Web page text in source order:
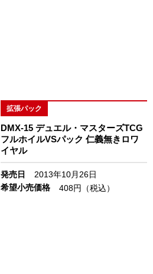
拡張パック
DMX-15 デュエル・マスターズTCG
フルホイルVSパック 仁義無きロワ
イヤル
発売日
2013年10月26日
希望小売価格
408円（税込）